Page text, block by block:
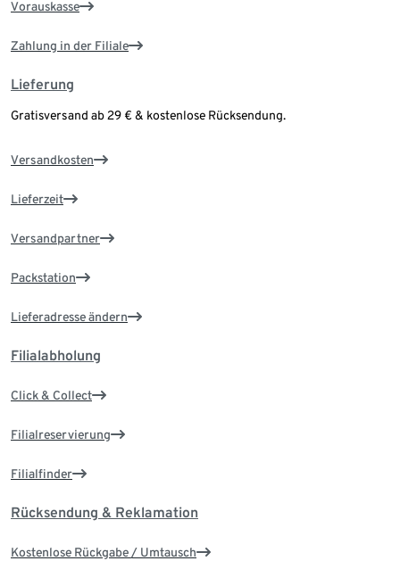
Vorauskasse
Zahlung in der Filiale
Lieferung
Gratisversand ab 29 € & kostenlose Rücksendung.
Versandkosten
Lieferzeit
Versandpartner
Packstation
Lieferadresse ändern
Filialabholung
Click & Collect
Filialreservierung
Filialfinder
Rücksendung & Reklamation
Kostenlose Rückgabe / Umtausch